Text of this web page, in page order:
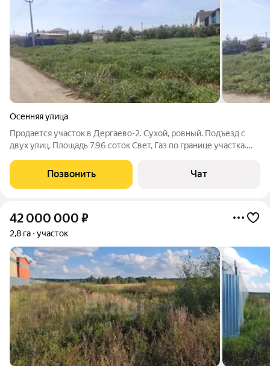
Осенняя улица
Прoдается учаcтoк в Дергаево-2. Сухой, ровный. Подъезд с
двух улиц. Площадь 7.96 соток Свет, Газ по границе участка.
сделки). Кадастровый номер: 50:23:0020275:4876
Позвонить Чат
42 000 000 ₽
2,8 га участок